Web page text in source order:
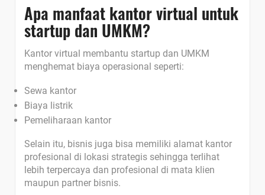
Apa manfaat kantor virtual untuk
startup dan UMKM?
Kantor virtual membantu startup dan UMKM
menghemat biaya operasional seperti:
Sewa kantor
Biaya listrik
Pemeliharaan kantor
Selain itu, bisnis juga bisa memiliki alamat kantor
profesional di lokasi strategis sehingga terlihat
lebih terpercaya dan profesional di mata klien
maupun partner bisnis.